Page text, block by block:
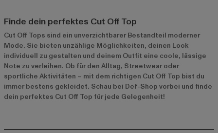
Finde dein perfektes Cut Off Top
Cut Off Tops sind ein unverzichtbarer Bestandteil moderner
Mode. Sie bieten unzählige Möglichkeiten, deinen Look
individuell zu gestalten und deinem Outfit eine coole, lässige
Note zu verleihen. Ob für den Alltag, Streetwear oder
sportliche Aktivitäten – mit dem richtigen Cut Off Top bist du
immer bestens gekleidet. Schau bei Def-Shop vorbei und finde
dein perfektes Cut Off Top für jede Gelegenheit!